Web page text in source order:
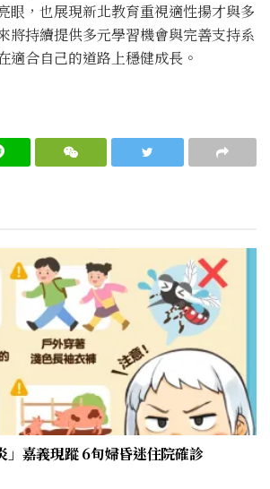
眼，也展現新北教育重視適性揚才與多
將持續提供多元學習機會與完善支持系
適合自己的道路上穩健成長。
」嘉義現蹤 6旬婦昏迷住院確診